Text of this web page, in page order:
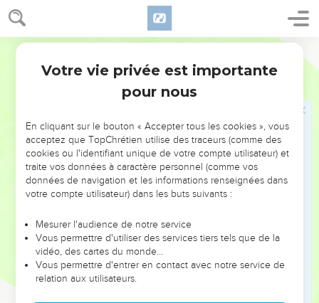
Esaïe 32
Avertissement aux femmes de Jérusalem
נָשִׁים֙ שַֽׁאֲנַנּ֔וֹת קֹ֖מְנָה שְׁמַ֣עְנָה קוֹלִ֑י בָּנוֹת֙ בֹּֽטח֔וֹת הַאְזֵ֖נָּה אִמְרָתִֽי׃
10 יָמִים֙ עַל־שָׁנָ֔ה תִּרְגַּ֖זְנָה בֹּֽטְח֑וֹת כִּ֚י כָּלָ֣ה בָצִ֔יר אֹ֖סֶף בְּלִ֥י יָבֽוֹא׃
11 חִרְדוּ֙ שַֽׁאֲנַנּ֔וֹת רְגָ֖זָה בֹּֽטְח֑וֹת פְּשֹׁ֣טָֽה וְעֹ֔רָה וַחֲג֖וֹרָה עַל־חֲלָצָֽיִם׃
12
עַ֚ל אַדְמַ֣ת עַמִּ֔י ק֥וֹץ שָׁמִ֖יר תַּֽעֲלֶ֑ה כִּ֚י עַל־כָּל־בָּתֵּ֣י מָשׂ֔וֹשׂ קִרְיָ֖ה עַלִּיזָֽה׃
כִּֽי־אַרְמ֣וֹן נֻטָּ֔שׁ הֲמ֥וֹן עִ֖יר עֻזָּ֑ב עֹ֣פֶל וָבַ֜חַן הָיָ֨ה בְעַ֤ד מְעָרוֹת֙ עַד־עוֹלָ֔ם
מְשׂ֥וֹשׂ פְּרָאִ֖ים מִרְעֵ֥ה עֲדָרִֽים׃
Le grand renversement de situation
עַד־יֵ֨עָרֶ֥ה עָלֵ֛ינוּ ר֖וּחַ מִמָּר֑וֹם וְהָיָ֤ה מִדְבָּר֙ לַכַּרְמֶ֔ל *וכרמל **וְהַכַּרְמֶ֖ל
לַיַּ֥עַר יֵחָשֵֽׁב׃
וְשָׁכַ֥ן בַּמִּדְבָּ֖ר מִשְׁפָּ֑ט וּצְדָקָ֖ה בַּכַּרְמֶ֥ל תֵּשֵֽׁב׃
וְהָיָ֛ה מַעֲשֵׂ֥ה הַצְּדָקָ֖ה שָׁל֑וֹם וַֽעֲבֹדַת֙ הַצְּדָקָ֔ה הַשְׁקֵ֥ט וָבֶ֖טַח עַד־עוֹלָֽם׃
Votre vie privée est importante
pour nous
En cliquant sur le bouton « Accepter tous les cookies », vous
acceptez que TopChrétien utilise des traceurs (comme des
cookies ou l'identifiant unique de votre compte utilisateur) et
traite vos données à caractère personnel (comme vos
données de navigation et les informations renseignées dans
votre compte utilisateur) dans les buts suivants :
Mesurer l'audience de notre service
Vous permettre d'utiliser des services tiers tels que de la
vidéo, des cartes du monde…
Vous permettre d'entrer en contact avec notre service de
relation aux utilisateurs.